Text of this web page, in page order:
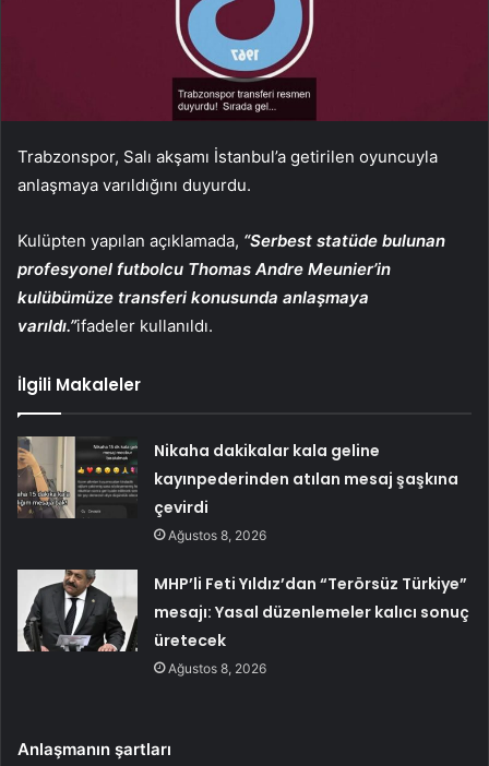
Trabzonspor, Salı akşamı İstanbul’a getirilen oyuncuyla
anlaşmaya varıldığını duyurdu.
Kulüpten yapılan açıklamada, “Serbest statüde bulunan
profesyonel futbolcu Thomas Andre Meunier’in
kulübümüze transferi konusunda anlaşmaya
varıldı.”ifadeler kullanıldı.
İlgili Makaleler
Nikaha dakikalar kala geline
kayınpederinden atılan mesaj şaşkına
çevirdi
Ağustos 8, 2026
MHP’li Feti Yıldız’dan “Terörsüz Türkiye”
mesajı: Yasal düzenlemeler kalıcı sonuç
üretecek
Ağustos 8, 2026
Anlaşmanın şartları